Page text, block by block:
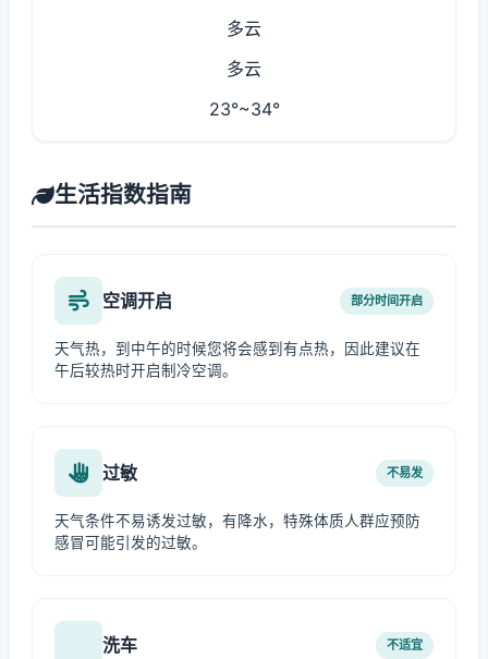
多云
多云
23°~34°
生活指数指南
空调开启 部分时间开启
天气热，到中午的时候您将会感到有点热，因此建议在
午后较热时开启制冷空调。
过敏 不易发
天气条件不易诱发过敏，有降水，特殊体质人群应预防
感冒可能引发的过敏。
洗车 不适宜